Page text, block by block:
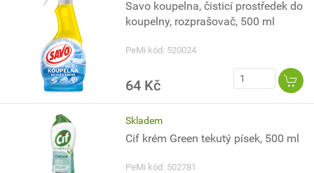
Savo koupelna, čisticí prostředek do
koupelny, rozprašovač, 500 ml
PeMi kód: 520024
64 Kč
Skladem
Cif krém Green tekutý písek, 500 ml
PeMi kód: 502781